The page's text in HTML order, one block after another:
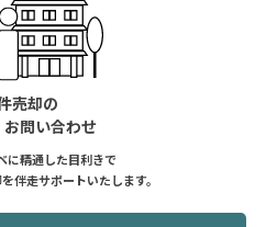
売却の
お問い合わせ
に精通した目利きで
伴走サポートいたします。